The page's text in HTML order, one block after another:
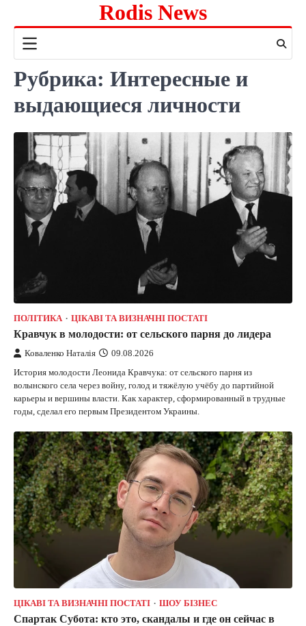
содержимому
Rodis News
Рубрика: Интересные и
выдающиеся личности
ПОЛІТИКА ЦІКАВІ ТА ВИЗНАЧНІ ПОСТАТІ
Кравчук в молодости: от сельского парня до лидера
Коваленко Наталія 09.08.2026
История молодости Леонида Кравчука: от сельского парня из
волынского села через войну, голод и тяжёлую учёбу до партийной
карьеры и вершины власти. Как характер, сформированный в трудные
годы, сделал его первым Президентом Украины.
ЦІКАВІ ТА ВИЗНАЧНІ ПОСТАТІ ШОУ БІЗНЕС
Спартак Субота: кто это, скандалы и где он сейчас в